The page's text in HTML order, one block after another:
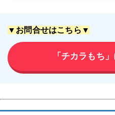
▼お問合せはこちら▼
「チカラもち